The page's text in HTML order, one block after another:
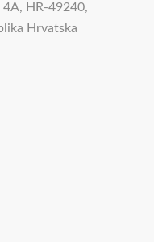
HR-49240,
Hrvatska